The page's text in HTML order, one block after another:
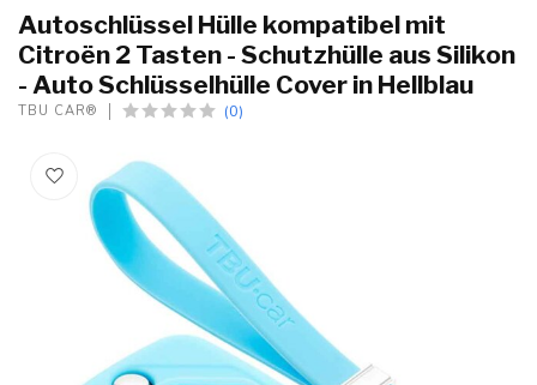
Autoschlüssel Hülle kompatibel mit
Citroën 2 Tasten - Schutzhülle aus Silikon
- Auto Schlüsselhülle Cover in Hellblau
TBU CAR® (0)